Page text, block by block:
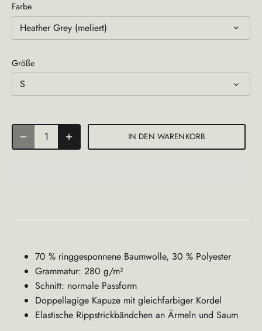
Farbe
Heather Grey (meliert)
Größe
S
IN DEN WARENKORB
70 % ringgesponnene Baumwolle, 30 % Polyester
Grammatur: 280 g/m²
Schnitt: normale Passform
Doppellagige Kapuze mit gleichfarbiger Kordel
Elastische Rippstrickbändchen an Ärmeln und Saum